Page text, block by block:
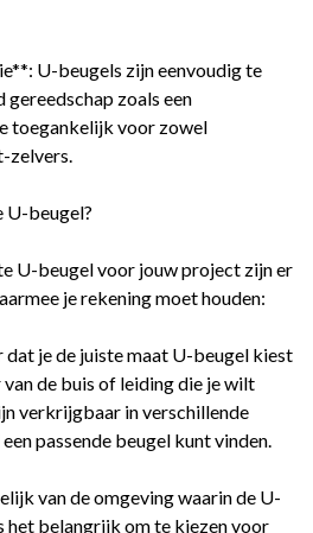
U-beugels zijn eenvoudig te
zoals een
toegankelijk voor zowel
zelvers.
U-beugel?
U-beugel voor jouw project zijn er
je rekening moet houden:
je de juiste maat U-beugel kiest
de buis of leiding die je wilt
verkrijgbaar in verschillende
passende beugel kunt vinden.
van de omgeving waarin de U-
belangrijk om te kiezen voor